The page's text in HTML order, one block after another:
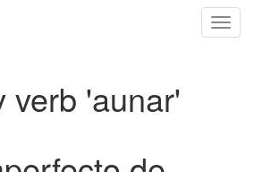
verb 'aunar'